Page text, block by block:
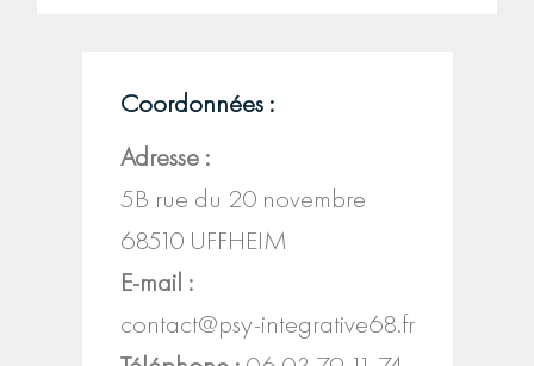
Coordonnées :
Adresse :
5B rue du 20 novembre
68510 UFFHEIM
E-mail :
contact@psy-integrative68.fr